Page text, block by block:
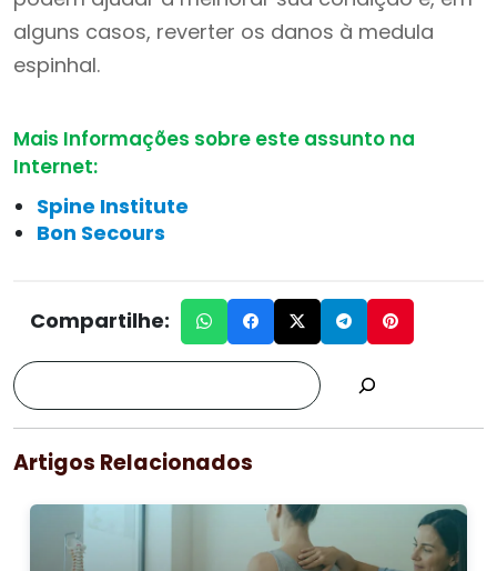
alguns casos, reverter os danos à medula
espinhal.
Mais Informações sobre este assunto na
Internet:
Spine Institute
Bon Secours
Compartilhe:
Artigos Relacionados